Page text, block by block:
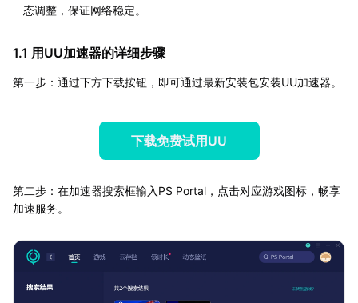
态调整，保证网络稳定。
1.1 用UU加速器的详细步骤
第一步：通过下方下载按钮，即可通过最新安装包安装UU加速器。
下载免费试用UU
第二步：在加速器搜索框输入PS Portal，点击对应游戏图标，畅享
加速服务。